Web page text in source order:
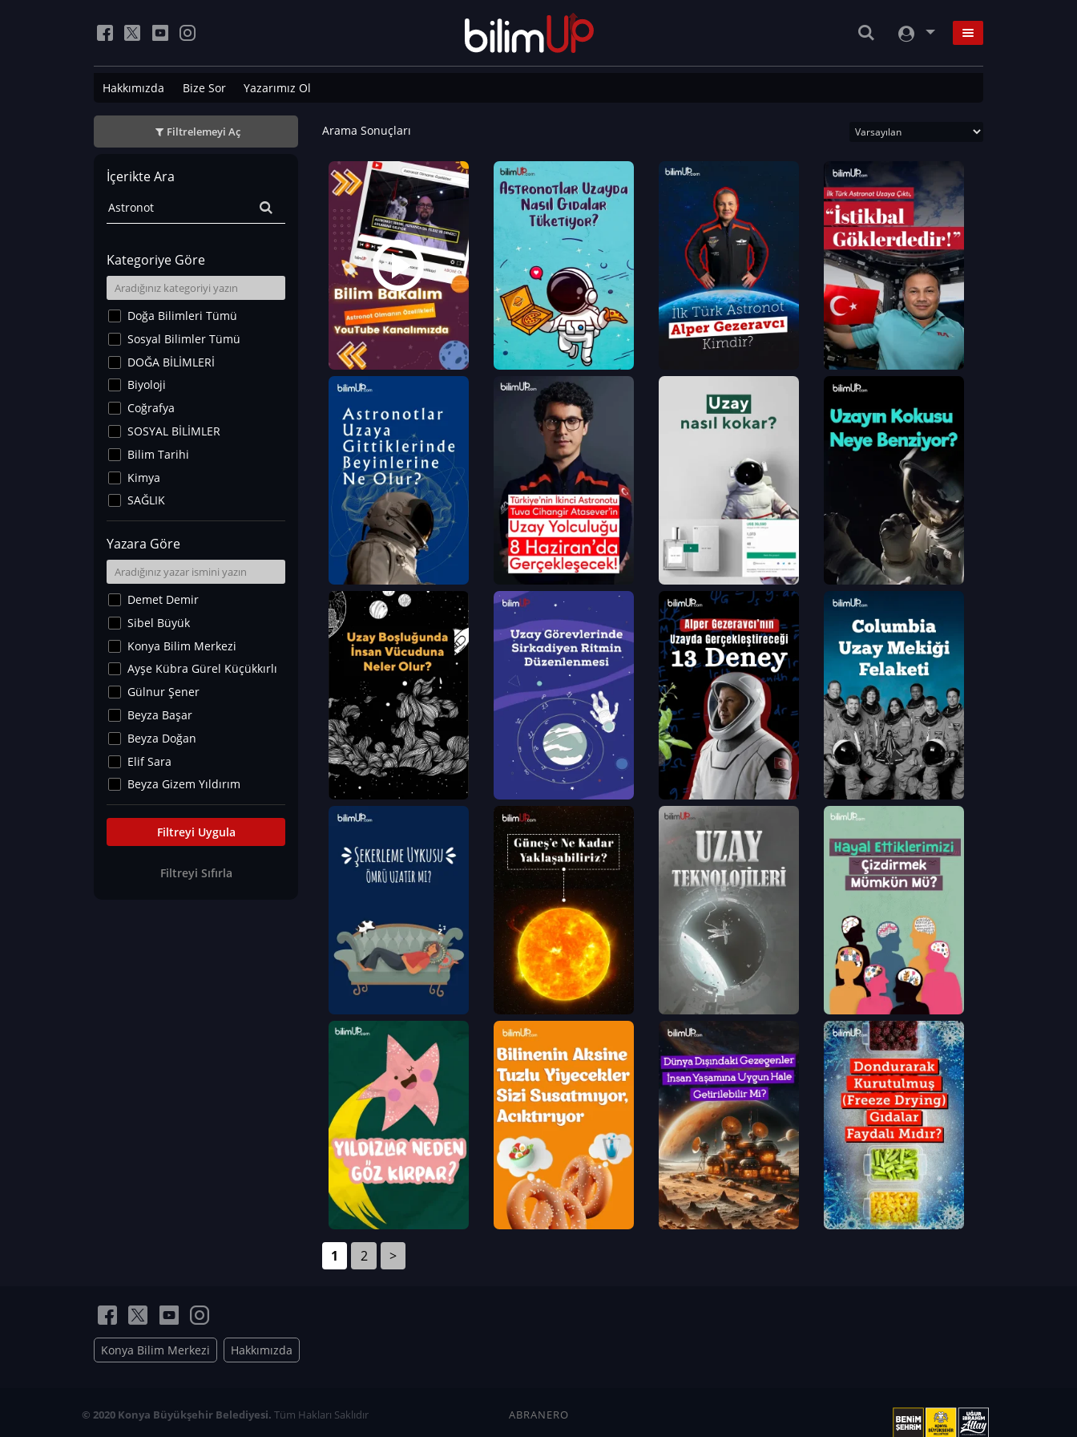
Hakkımızda Bize Sor Yazarımız Ol
Filtrelemeyi Aç
İçerikte Ara
Kategoriye Göre
Doğa Bilimleri Tümü
Sosyal Bilimler Tümü
DOĞA BİLİMLERİ
Biyoloji
Coğrafya
SOSYAL BİLİMLER
Bilim Tarihi
Kimya
SAĞLIK
Sanat Tarihi
Fizik
Yer Bilimleri
Astronomi ve Uzay
Noroloji
Matematik
Teknoloji
İklim Değişikliği
Arkeoloji
Kültür&Sanat
Yaşam Tavsiyeleri
Merakoloji
Eğitim Bilimleri
Yazara Göre
Demet Demir
Sibel Büyük
Konya Bilim Merkezi
Ayşe Kübra Gürel Küçükkırlı
Gülnur Şener
Beyza Başar
Beyza Doğan
Elif Sara
Beyza Gizem Yıldırım
İlknur İyigökler
Büşra Elif Kıvrak
Can TORUN
Filtreyi Uygula
Filtreyi Sıfırla
Arama Sonuçları
1 2 >
Konya Bilim Merkezi Hakkımızda
© 2020 Konya Büyükşehir Belediyesi. Tüm Hakları Saklıdır ABRANERO